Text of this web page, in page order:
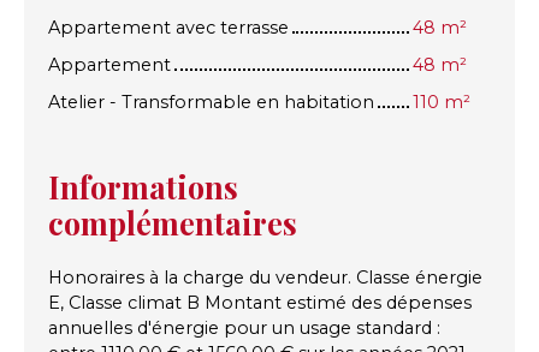
Appartement avec terrasse
48 m²
Appartement
48 m²
Atelier - Transformable en habitation
110 m²
Informations
complémentaires
Honoraires à la charge du vendeur. Classe énergie
E, Classe climat B Montant estimé des dépenses
annuelles d'énergie pour un usage standard :